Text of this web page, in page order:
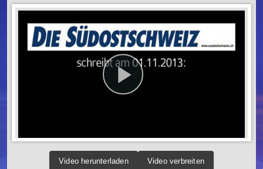
Video herunterladen Video verbreiten